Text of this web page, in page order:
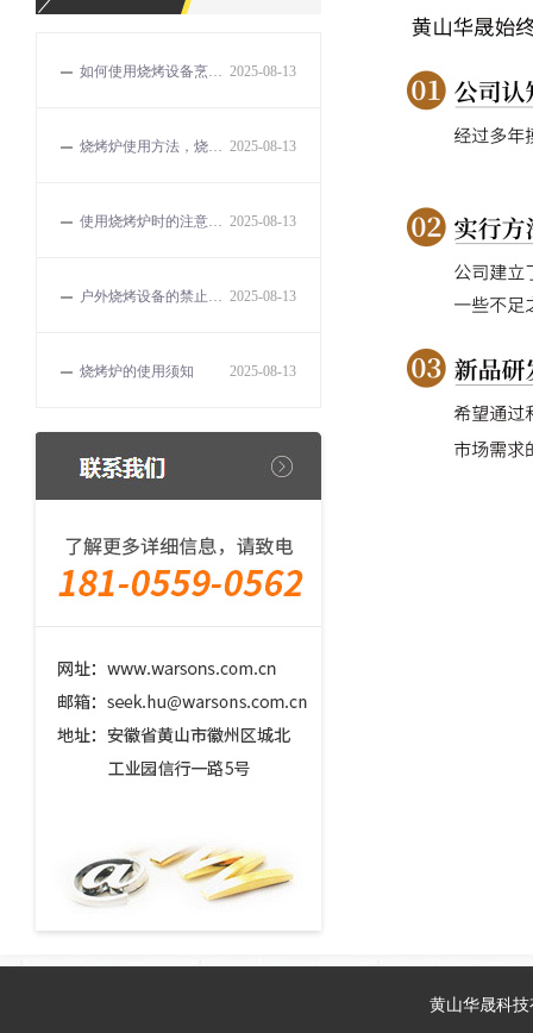
2025-08-13
如何使用烧烤设备烹饪出美味的食物？
2025-08-13
烧烤炉使用方法，烧烤的误区和解决方法有哪些？
2025-08-13
使用烧烤炉时的注意事项有哪些？
2025-08-13
户外烧烤设备的禁止事项
2025-08-13
烧烤炉的使用须知
黄山华晟科